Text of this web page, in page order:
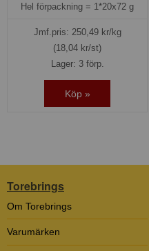
Hel förpackning = 1*20x72 g
Jmf.pris: 250,49kr/kg
(18,04 kr/st)
Lager: 3 förp.
Köp »
Torebrings
Om Torebrings
Varumärken